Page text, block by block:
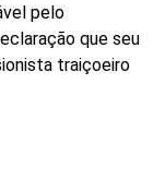
pelo
que seu
traiçoeiro